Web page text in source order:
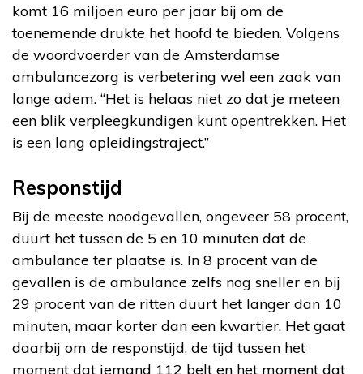
komt 16 miljoen euro per jaar bij om de
toenemende drukte het hoofd te bieden. Volgens
de woordvoerder van de Amsterdamse
ambulancezorg is verbetering wel een zaak van
lange adem. “Het is helaas niet zo dat je meteen
een blik verpleegkundigen kunt opentrekken. Het
is een lang opleidingstraject.”
Responstijd
Bij de meeste noodgevallen, ongeveer 58 procent,
duurt het tussen de 5 en 10 minuten dat de
ambulance ter plaatse is. In 8 procent van de
gevallen is de ambulance zelfs nog sneller en bij
29 procent van de ritten duurt het langer dan 10
minuten, maar korter dan een kwartier. Het gaat
daarbij om de responstijd, de tijd tussen het
moment dat iemand 112 belt en het moment dat